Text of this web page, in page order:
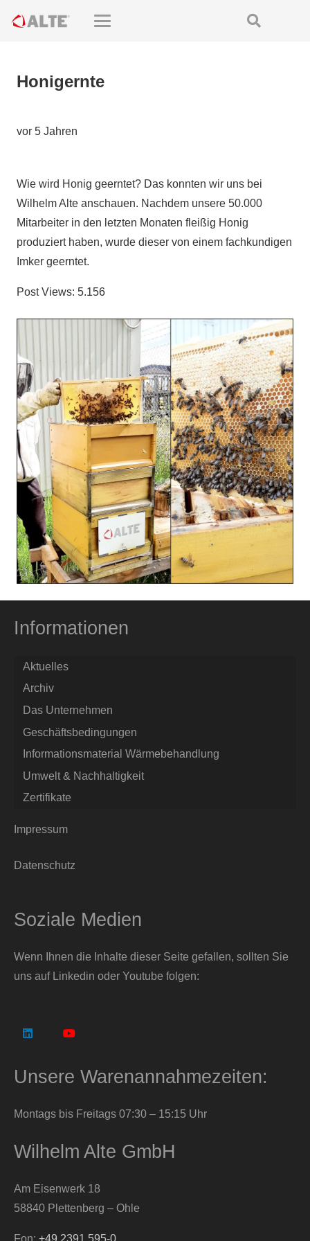
Honigernte
vor 5 Jahren
Wie wird Honig geerntet? Das konnten wir uns bei
Wilhelm Alte anschauen. Nachdem unsere 50.000
Mitarbeiter in den letzten Monaten fleißig Honig
produziert haben, wurde dieser von einem fachkundigen
Imker geerntet.
Post Views: 5.156
Informationen
Aktuelles
Archiv
Das Unternehmen
Geschäftsbedingungen
Informationsmaterial Wärmebehandlung
Umwelt & Nachhaltigkeit
Zertifikate
Impressum
Datenschutz
Soziale Medien
Wenn Ihnen die Inhalte dieser Seite gefallen, sollten Sie
uns auf Linkedin oder Youtube folgen:
Unsere Warenannahmezeiten:
Montags bis Freitags 07:30 – 15:15 Uhr
Wilhelm Alte GmbH
Am Eisenwerk 18
58840 Plettenberg – Ohle